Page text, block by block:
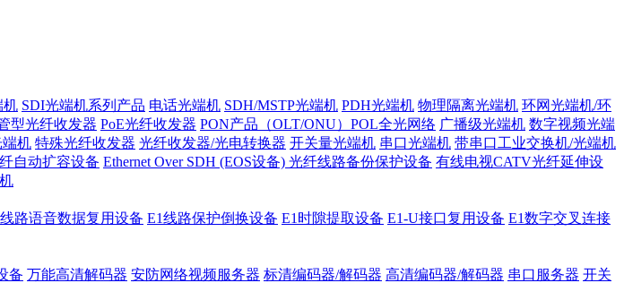
机 SDI光端机系列产品 电话光端机 SDH/MSTP光端机 PDH光端机 物理隔离光端机 环网光端机/环
型光纤收发器 PoE光纤收发器 PON产品（OLT/ONU）POL全光网络 广播级光端机 数字视频光端
机 特殊光纤收发器 光纤收发器/光电转换器 开关量光端机 串口光端机 带串口工业交换机/光端机
自动扩容设备 Ethernet Over SDH (EOS设备) 光纤线路备份保护设备 有线电视CATV光纤延伸设
路语音数据复用设备 E1线路保护倒换设备 E1时隙提取设备 E1-U接口复用设备 E1数字交叉连接
备 万能高清解码器 安防网络视频服务器 标清编码器/解码器 高清编码器/解码器 串口服务器 开关